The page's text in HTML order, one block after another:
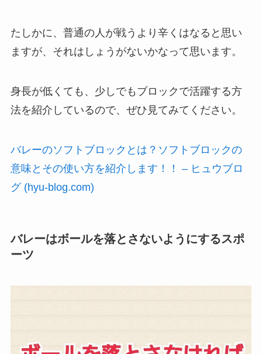
たしかに、普通の人が戦うより辛くはなると思い
ますが、それはしょうがないかなって思います。
身長が低くても、少しでもブロックで活躍する方
法を紹介しているので、ぜひ見てみてください。
バレーのソフトブロックとは？ソフトブロックの
意味とその使い方を紹介します！！ – ヒュウブロ
グ (hyu-blog.com)
バレーはボールを落とさないようにするスポ
ーツ